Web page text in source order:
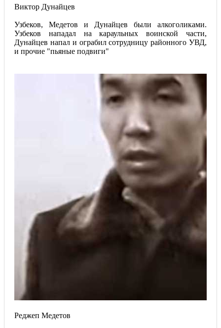
Виктор Дунайцев
Узбеков, Медетов и Дунайцев были алкоголиками.
Узбеков нападал на караульных воинской части,
Дунайцев напал и ограбил сотрудницу районного УВД,
и прочие "пьяные подвиги"
Реджеп Медетов